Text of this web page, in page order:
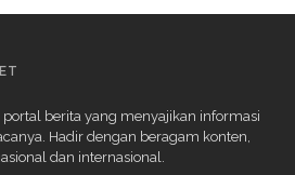
berita yang menyajikan informasi
Hadir dengan beragam konten,
dan internasional.